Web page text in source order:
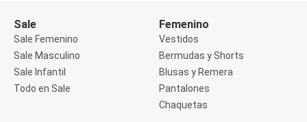
Sueters
Camisas
Manga 3/4
Manga Larga
Sin Manga
Sale
Sale Femenino
Sale Masculino
Sale Infantil
Todo en Sale
Femenino
Vestidos
Bermudas y Shorts
Blusas y Remera
Pantalones
Chaquetas